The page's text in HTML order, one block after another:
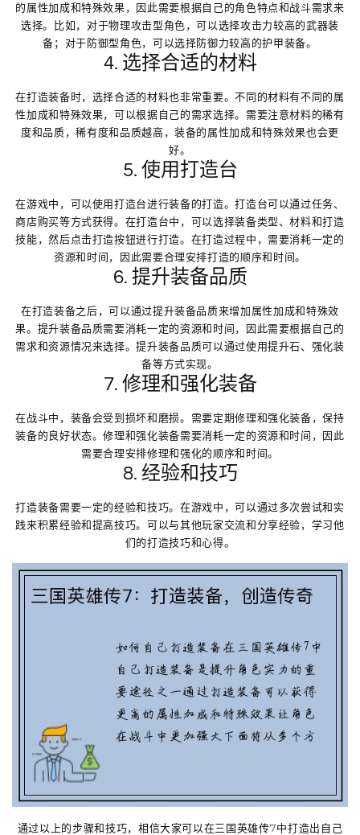
的属性加成和特殊效果，因此需要根据自己的角色特点和战斗需求来
选择。比如，对于物理攻击型角色，可以选择攻击力较高的武器装
备；对于防御型角色，可以选择防御力较高的护甲装备。
4. 选择合适的材料
在打造装备时，选择合适的材料也非常重要。不同的材料有不同的属
性加成和特殊效果，可以根据自己的需求选择。需要注意材料的稀有
度和品质，稀有度和品质越高，装备的属性加成和特殊效果也会更
好。
5. 使用打造台
在游戏中，可以使用打造台进行装备的打造。打造台可以通过任务、
商店购买等方式获得。在打造台中，可以选择装备类型、材料和打造
技能，然后点击打造按钮进行打造。在打造过程中，需要消耗一定的
资源和时间，因此需要合理安排打造的顺序和时间。
6. 提升装备品质
在打造装备之后，可以通过提升装备品质来增加属性加成和特殊效
果。提升装备品质需要消耗一定的资源和时间，因此需要根据自己的
需求和资源情况来选择。提升装备品质可以通过使用提升石、强化装
备等方式实现。
7. 修理和强化装备
在战斗中，装备会受到损坏和磨损。需要定期修理和强化装备，保持
装备的良好状态。修理和强化装备需要消耗一定的资源和时间，因此
需要合理安排修理和强化的顺序和时间。
8. 经验和技巧
打造装备需要一定的经验和技巧。在游戏中，可以通过多次尝试和实
践来积累经验和提高技巧。可以与其他玩家交流和分享经验，学习他
们的打造技巧和心得。
通过以上的步骤和技巧，相信大家可以在三国英雄传7中打造出自己